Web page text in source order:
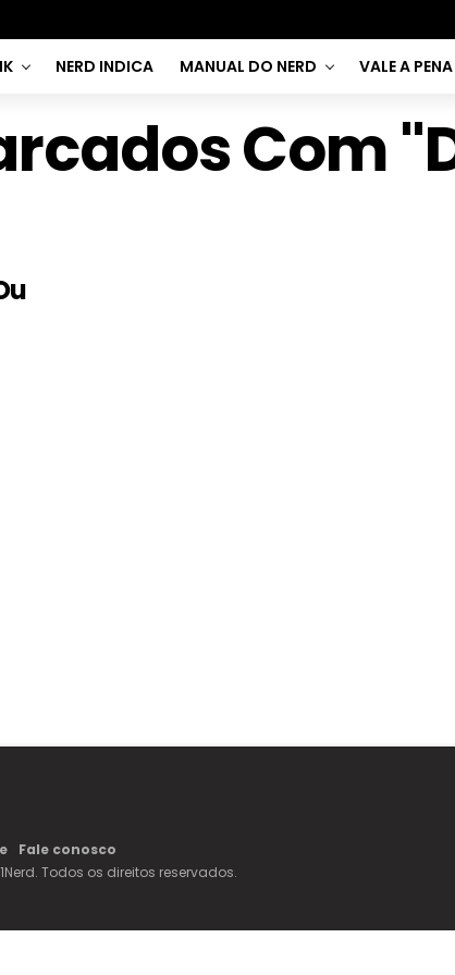
NERD INDICA MANUAL DO NERD VALE A
Com
Fale conosco
Todos os direitos reservados.